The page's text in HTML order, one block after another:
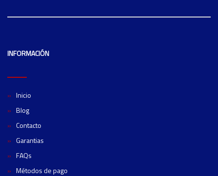
INFORMACIÓN
Inicio
Blog
Contacto
Garantias
FAQs
Métodos de pago